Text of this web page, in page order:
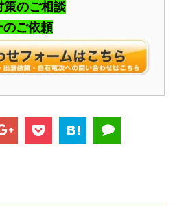
策のご相談
のご依頼